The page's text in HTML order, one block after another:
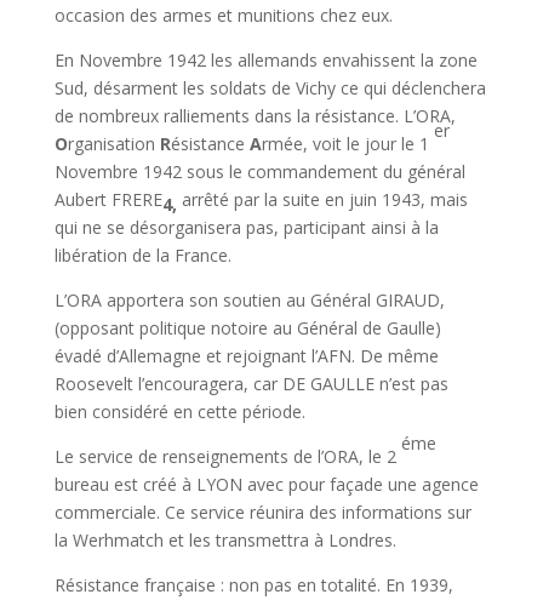
occasion des armes et munitions chez eux.
En Novembre 1942 les allemands envahissent la zone
Sud, désarment les soldats de Vichy ce qui déclenchera
de nombreux ralliements dans la résistance. L’ORA,
Organisation Résistance Armée, voit le jour le 1
er
Novembre 1942 sous le commandement du général
Aubert FRERE4, arrêté par la suite en juin 1943, mais
qui ne se désorganisera pas, participant ainsi à la
libération de la France.
L’ORA apportera son soutien au Général GIRAUD,
(opposant politique notoire au Général de Gaulle)
évadé d’Allemagne et rejoignant l’AFN. De même
Roosevelt l’encouragera, car DE GAULLE n’est pas
bien considéré en cette période.
Le service de renseignements de l’ORA, le 2
éme
bureau est créé à LYON avec pour façade une agence
commerciale. Ce service réunira des informations sur
la Werhmatch et les transmettra à Londres.
Résistance française : non pas en totalité. En 1939,